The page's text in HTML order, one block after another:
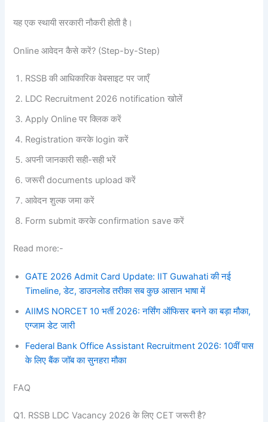
यह एक स्थायी सरकारी नौकरी होती है।
Online आवेदन कैसे करें? (Step-by-Step)
RSSB की आधिकारिक वेबसाइट पर जाएँ
LDC Recruitment 2026 notification खोलें
Apply Online पर क्लिक करें
Registration करके login करें
अपनी जानकारी सही-सही भरें
जरूरी documents upload करें
आवेदन शुल्क जमा करें
Form submit करके confirmation save करें
Read more:-
GATE 2026 Admit Card Update: IIT Guwahati की नई
Timeline, डेट, डाउनलोड तरीका सब कुछ आसान भाषा में
AIIMS NORCET 10 भर्ती 2026: नर्सिंग ऑफिसर बनने का बड़ा मौका,
एग्जाम डेट जारी
Federal Bank Office Assistant Recruitment 2026: 10वीं पास
के लिए बैंक जॉब का सुनहरा मौका
FAQ
Q1. RSSB LDC Vacancy 2026 के लिए CET जरूरी है?